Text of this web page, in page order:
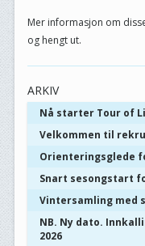
Mer informasjon om
og hengt ut.
ARKIV
Nå starter Tour of
Velkommen til
Orienteringsglede
Snart sesongstart
Vintersamling med
NB. Ny dato.
2026